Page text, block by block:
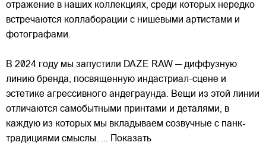
отражение в наших коллекциях, среди которых нередко
встречаются коллаборации с нишевыми артистами и
фотографами.
В 2024 году мы запустили DAZE RAW — диффузную
линию бренда, посвященную индастриал-сцене и
эстетике агрессивного андеграунда. Вещи из этой линии
отличаются самобытными принтами и деталями, в
каждую из которых мы вкладываем созвучные с панк-
традициями смыслы. ... Показать